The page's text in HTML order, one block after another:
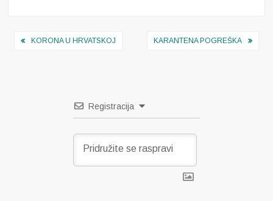
Navigacija
KORONA U HRVATSKOJ KARANTENA POGREŠKA
Registracija